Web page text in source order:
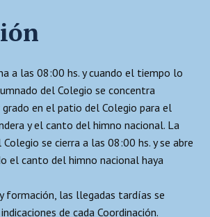
a las 08:00 hs. y cuando el tiempo lo
del Colegio se concentra
en el patio del Colegio para el
y el canto del himno nacional. La
se cierra a las 08:00 hs. y se abre
el canto del himno nacional haya
formación, las llegadas tardías se
de cada Coordinación.